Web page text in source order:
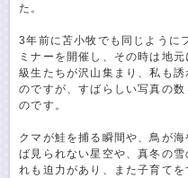
た。
3年前に苫小牧でも同じように
ミナーを開催し、その時は地元
級生たちが沢山集まり、私も
のですが、すばらしい写真の
のです。
クマが鮭を捕る瞬間や、鳥が
ば見られない星空や、真冬の
れも迫力があり、また子育て